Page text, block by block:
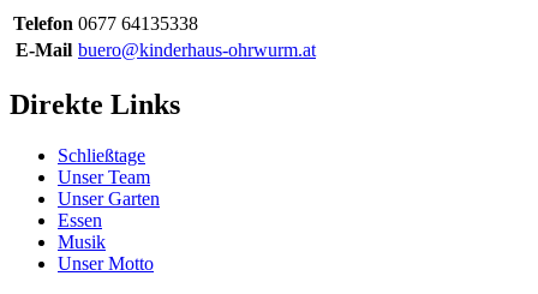
Telefon 0677 64135338
E-Mail buero@kinderhaus-ohrwurm.at
Direkte Links
Schließtage
Unser Team
Unser Garten
Essen
Musik
Unser Motto